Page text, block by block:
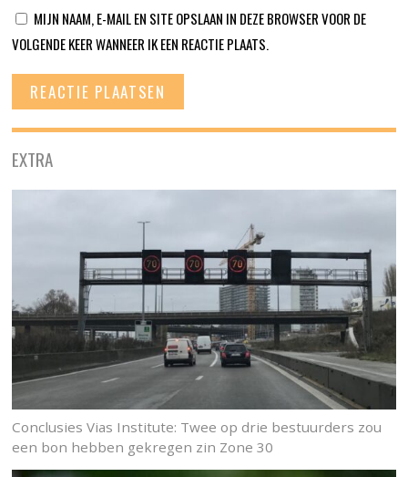
MIJN NAAM, E-MAIL EN SITE OPSLAAN IN DEZE BROWSER VOOR DE
VOLGENDE KEER WANNEER IK EEN REACTIE PLAATS.
EXTRA
Conclusies Vias Institute: Twee op drie bestuurders zou
een bon hebben gekregen zin Zone 30